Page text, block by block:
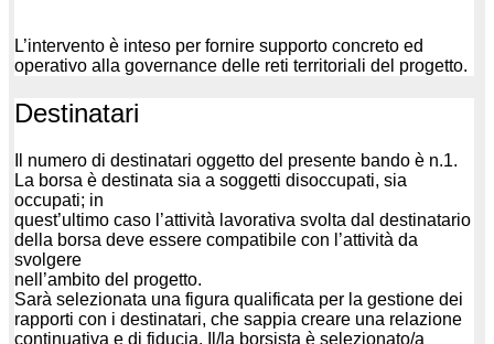
L’intervento è inteso per fornire supporto concreto ed
operativo alla governance delle reti territoriali del progetto.
Destinatari
Il numero di destinatari oggetto del presente bando è n.1.
La borsa è destinata sia a soggetti disoccupati, sia
occupati; in
quest’ultimo caso l’attività lavorativa svolta dal destinatario
della borsa deve essere compatibile con l’attività da
svolgere
nell’ambito del progetto.
Sarà selezionata una figura qualificata per la gestione dei
rapporti con i destinatari, che sappia creare una relazione
continuativa e di fiducia. Il/la borsista è selezionato/a